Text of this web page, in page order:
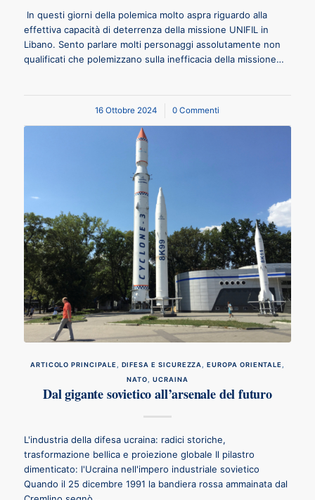
In questi giorni della polemica molto aspra riguardo alla
effettiva capacità di deterrenza della missione UNIFIL in
Libano. Sento parlare molti personaggi assolutamente non
qualificati che polemizzano sulla inefficacia della missione…
16 Ottobre 2024
/ 0 Commenti
ARTICOLO PRINCIPALE DIFESA E SICUREZZA ,EUROPA ORIENTALE
NATO
,UCRAINA
Dal gigante sovietico all’arsenale del futuro
L'industria della difesa ucraina: radici storiche,
trasformazione bellica e proiezione globale Il pilastro
dimenticato: l'Ucraina nell'impero industriale sovietico
Quando il 25 dicembre 1991 la bandiera rossa ammainata dal